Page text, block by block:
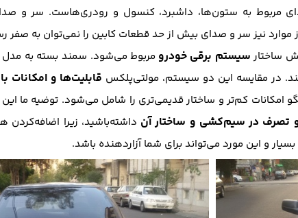
مربوط به ستون‌ها، داشبرد، کنسول و رودری‌هاست. سر و
نیز سر و صدای بیش از حد قطعات کابین را نمی‌توان به صفر
ساختارسیستم برقی خودرو مربوط می‌شود. سمند بسته به مدل
در مقایسه این دو سیستم، مولتی‌پلکس قابلیت‌ها و امکانات
امکانات کم‌تر و ساختار قدیمی‌تری را شامل می‌شود. توضیه ما
تصرف در سیم‌کشی و ساختار آن داشته‌باشید، زیرا اضافه‌کردن
و این مورد می‌تواند برای شما آزار‌دهنده باشد.